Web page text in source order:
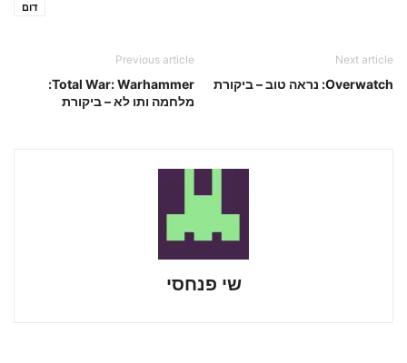
דום
Previous article
Total War: Warhammer:
מלחמה ותו לא – ביקורת
Next article
Overwatch: נראה טוב – ביקורת
שי פנחסי